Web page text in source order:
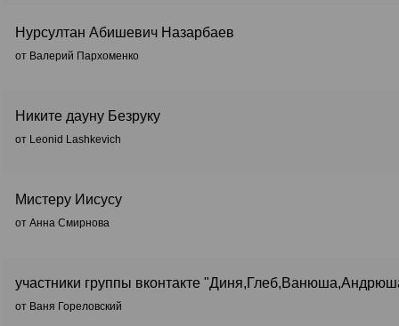
Нурсултан Абишевич Назарбаев
от Валерий Пархоменко
Никите дауну Безруку
от Leonid Lashkevich
Мистеру Иисусу
от Анна Смирнова
участники группы вконтакте
от Ваня Гореловский